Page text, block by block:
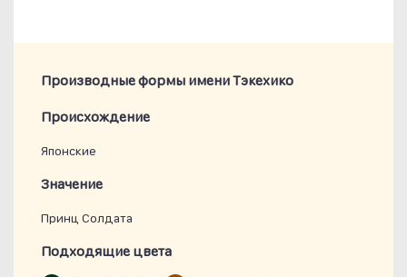
Производные формы имени Тэкехико
Проиcхождение
Японские
Значение
Принц Солдата
Подходящие цвета